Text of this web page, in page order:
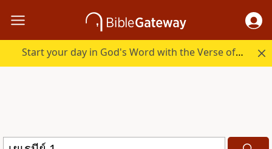
Start your day in God's Word with the Verse of the Day.